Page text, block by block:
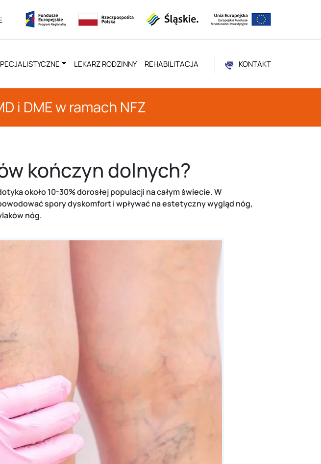
LEKARZ RODZINNY REHABILITACJA KONTAKT
i DME w ramach NFZ
kończyn dolnych?
około 10-30% dorosłej populacji na całym świecie. W
spory dyskomfort i wpływać na estetyczny wygląd nóg,
nóg.